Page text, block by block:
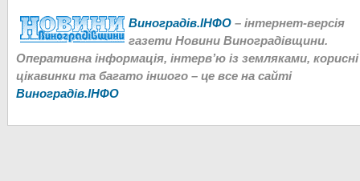
Виноградів.ІНФО – інтернет-версія
газети Новини Виноградівщини.
Оперативна інформація, інтерв’ю із земляками, корисні
цікавинки та багато іншого – це все на сайті
Виноградів.ІНФО